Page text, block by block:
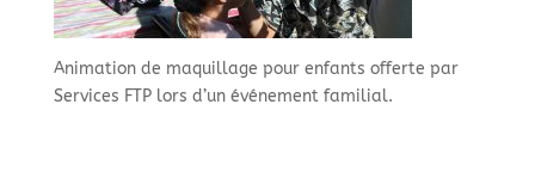
Animation de maquillage pour enfants offerte par
Services FTP lors d’un événement familial.